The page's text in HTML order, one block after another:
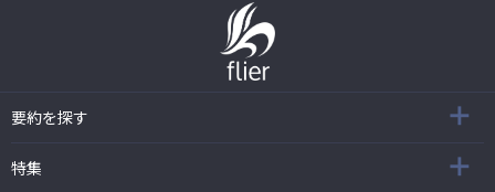
要約を探す
特集